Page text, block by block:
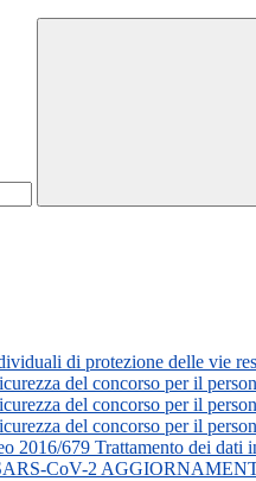
di protezione delle vie
del concorso per il
del concorso per il
del concorso per il
2016/679 Trattamento dei
CoV-2